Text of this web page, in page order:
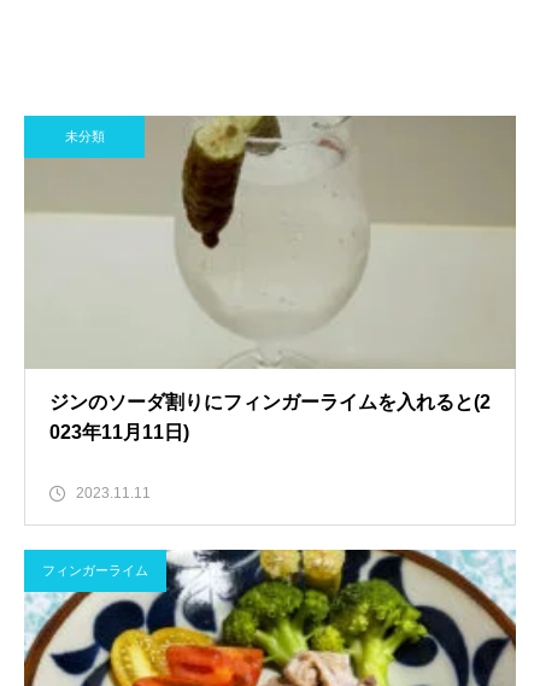
未分類
ジンのソーダ割りにフィンガーライムを入れると(2
023年11月11日)
2023.11.11
フィンガーライム